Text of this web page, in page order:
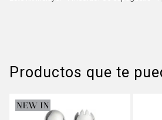
Productos que te